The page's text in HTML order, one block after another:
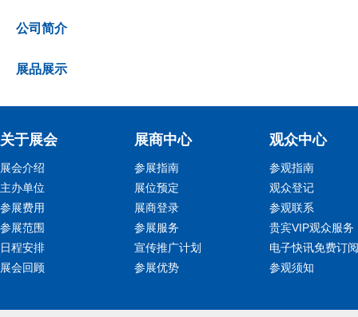
公司简介
展品展示
关于展会
展会介绍
主办单位
参展费用
参展范围
日程安排
展会回顾
展商中心
参展指南
展位预定
展商登录
参展服务
宣传推广计划
参展优势
观众中心
参观指南
观众登记
参观联系
贵宾VIP观众服务
电子快讯免费订阅
参观须知